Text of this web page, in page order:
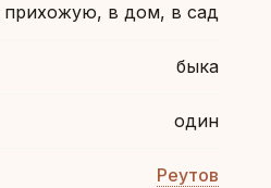
прихожую, в дом, в сад
быка
один
Реутов